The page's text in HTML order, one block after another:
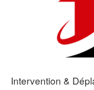
Intervention &